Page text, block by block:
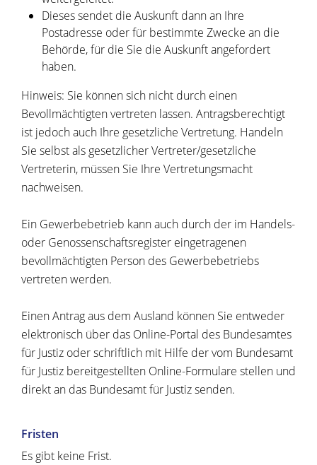
Dieses sendet die Auskunft dann an Ihre
Postadresse oder für bestimmte Zwecke an die
Behörde, für die Sie die Auskunft angefordert
haben.
Hinweis: Sie können sich nicht durch einen
Bevollmächtigten vertreten lassen. Antragsberechtigt
ist jedoch auch Ihre gesetzliche Vertretung. Handeln
Sie selbst als gesetzlicher Vertreter/gesetzliche
Vertreterin, müssen Sie Ihre Vertretungsmacht
nachweisen.
Ein Gewerbebetrieb kann auch durch der im Handels-
oder Genossenschaftsregister eingetragenen
bevollmächtigten Person des Gewerbebetriebs
vertreten werden.
Einen Antrag aus dem Ausland können Sie entweder
elektronisch über das Online-Portal des Bundesamtes
für Justiz oder schriftlich mit Hilfe der vom Bundesamt
für Justiz bereitgestellten Online-Formulare stellen und
direkt an das Bundesamt für Justiz senden.
Fristen
Es gibt keine Frist.